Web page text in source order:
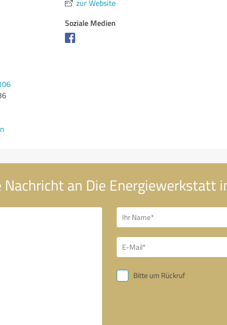
zur Website
Soziale Medien
an Die Energiewerkstatt
Bitte um Rückruf